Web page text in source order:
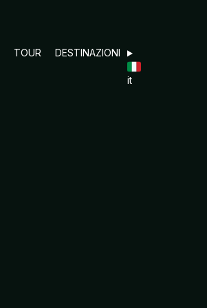
TOUR DESTINAZIONI
it